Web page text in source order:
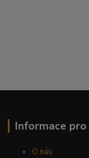
Informace pro
O nás